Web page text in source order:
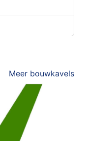
Meer bouwkavels